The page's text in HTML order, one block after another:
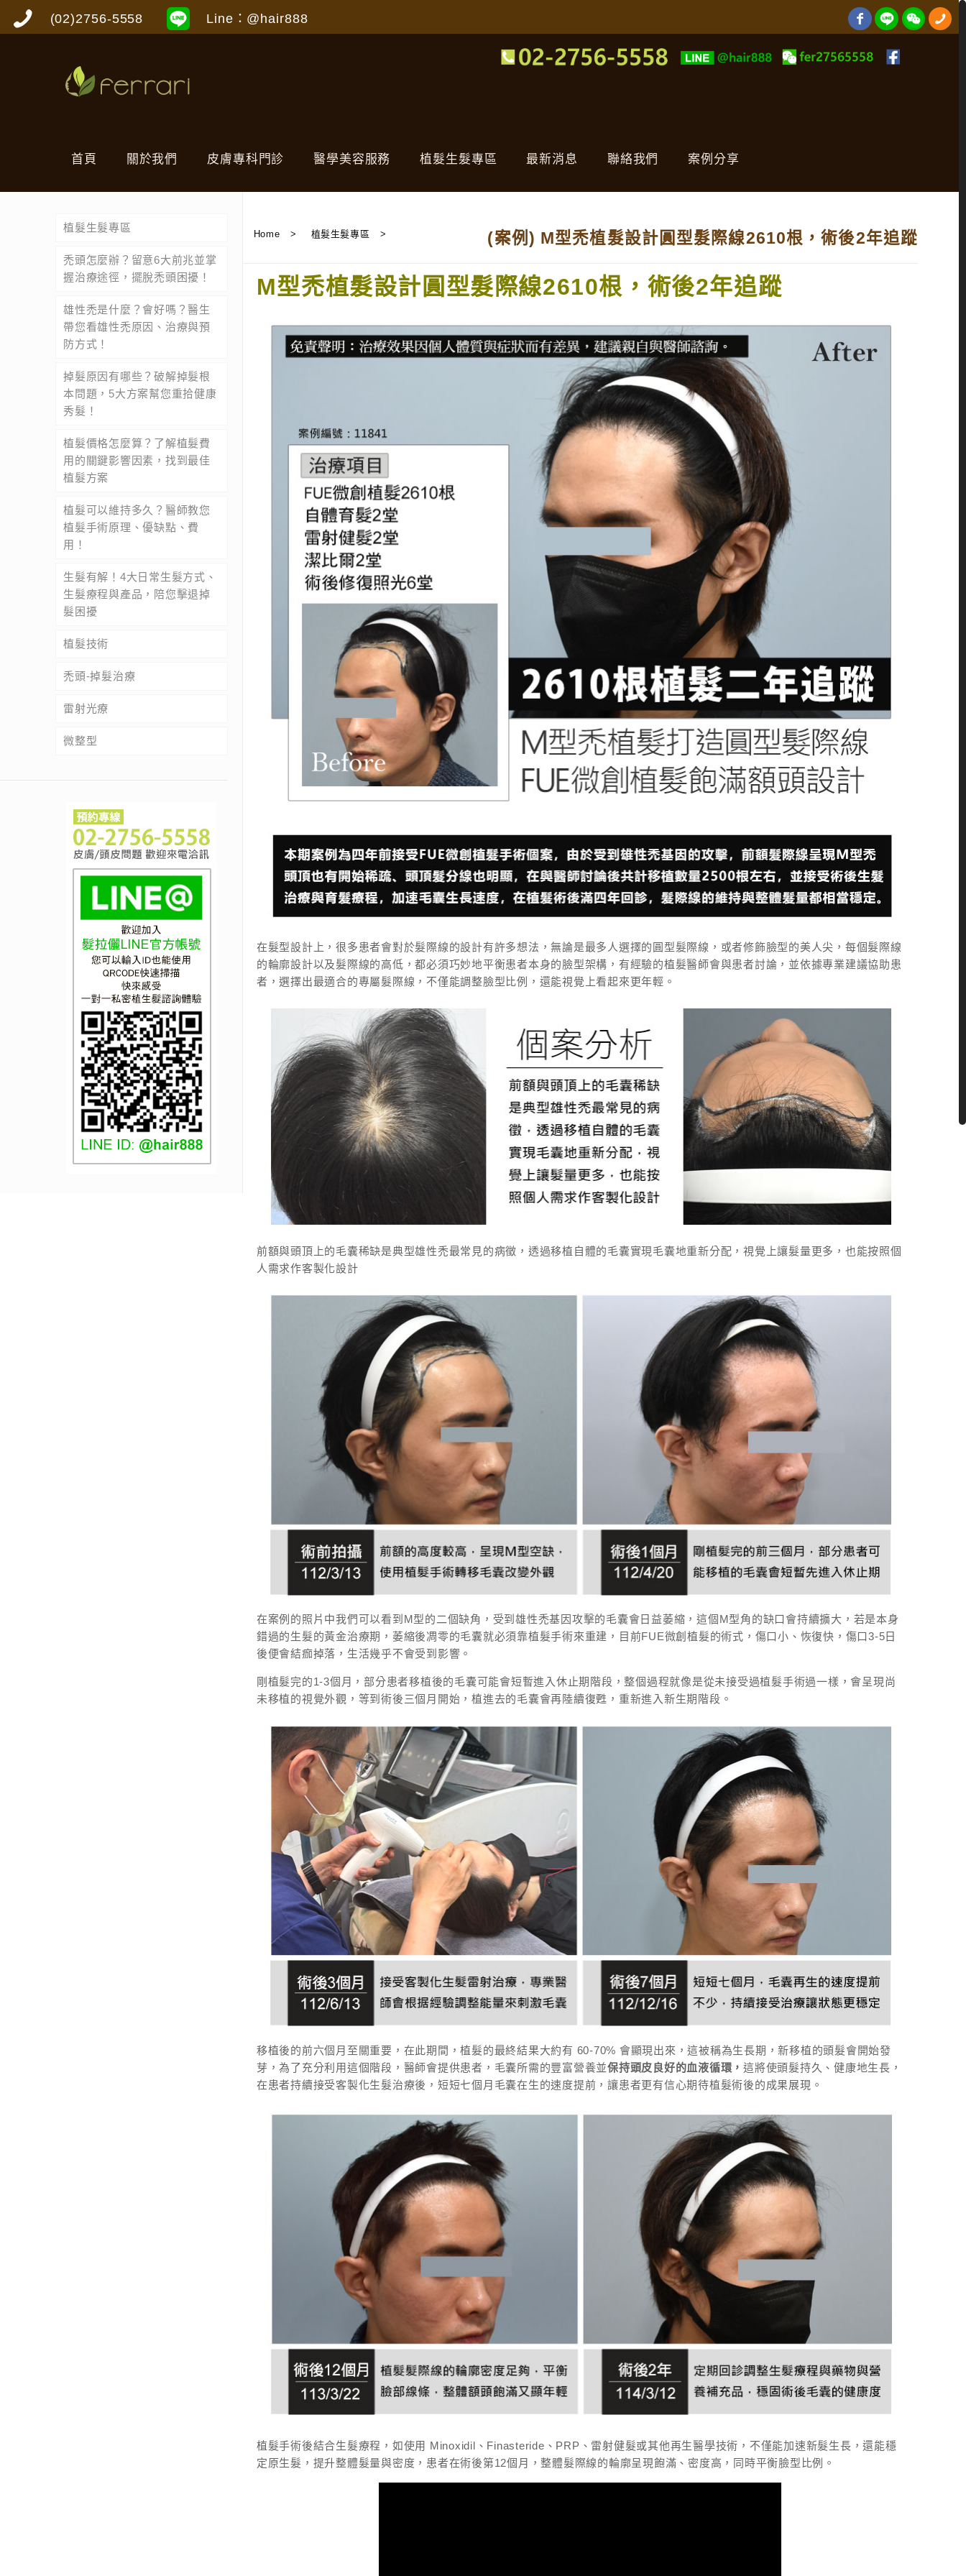
(02)2756-5558 Line：@hair888
首頁 關於我們 皮膚專科門診 醫學美容服務 植髮生髮專區 最新消息 聯絡我們 案例分享
(案例) M型禿植髮設計圓型髮際線2610根，術後2年追蹤
Home > 植髮生髮專區 >
M型禿植髮設計圓型髮際線2610根，術後2年追蹤
在髮型設計上，很多患者會對於髮際線的設計有許多想法，無論是最多人選擇的圓型髮際線，或者修飾臉型的美人尖，每個髮際線
的輪廓設計以及髮際線的高低，都必須巧妙地平衡患者本身的臉型架構，有經驗的植髮醫師會與患者討論，並依據專業建議協助患
者，選擇出最適合的專屬髮際線，不僅能調整臉型比例，還能視覺上看起來更年輕。
前額與頭頂上的毛囊稀缺是典型雄性禿最常見的病徵，透過移植自體的毛囊實現毛囊地重新分配，視覺上讓髮量更多，也能按照個
人需求作客製化設計
在案例的照片中我們可以看到M型的二個缺角，受到雄性禿基因攻擊的毛囊會日益萎縮，這個M型角的缺口會持續擴大，若是本身
錯過的生髮的黃金治療期，萎縮後凋零的毛囊就必須靠植髮手術來重建，目前FUE微創植髮的術式，傷口小、恢復快，傷口3-5日
後便會結痂掉落，生活幾乎不會受到影響。
剛植髮完的1-3個月，部分患者移植後的毛囊可能會短暫進入休止期階段，整個過程就像是從未接受過植髮手術過一樣，會呈現尚
未移植的視覺外觀，等到術後三個月開始，植進去的毛囊會再陸續復甦，重新進入新生期階段。
移植後的前六個月至關重要，在此期間，植髮的最終結果大約有 60-70% 會顯現出來，這被稱為生長期，新移植的頭髮會開始發
芽，為了充分利用這個階段，醫師會提供患者，毛囊所需的豐富營養並保持頭皮良好的血液循環，這將使頭髮持久、健康地生長，
在患者持續接受客製化生髮治療後，短短七個月毛囊在生的速度提前，讓患者更有信心期待植髮術後的成果展現。
植髮手術後結合生髮療程，如使用 Minoxidil、Finasteride、PRP、雷射健髮或其他再生醫學技術，不僅能加速新髮生長，還能穩
定原生髮，提升整體髮量與密度，患者在術後第12個月，整體髮際線的輪廓呈現飽滿、密度高，同時平衡臉型比例 。
植髮生髮專區
禿頭怎麼辦？留意6大前兆並掌
握治療途徑，擺脫禿頭困擾！
雄性禿是什麼？會好嗎？醫生
帶您看雄性禿原因、治療與預
防方式！
掉髮原因有哪些？破解掉髮根
本問題，5大方案幫您重拾健康
秀髮！
植髮價格怎麼算？了解植髮費
用的關鍵影響因素，找到最佳
植髮方案
植髮可以維持多久？醫師教您
植髮手術原理、優缺點、費
用！
生髮有解！4大日常生髮方式、
生髮療程與產品，陪您擊退掉
髮困擾
植髮技術
禿頭-掉髮治療
雷射光療
微整型